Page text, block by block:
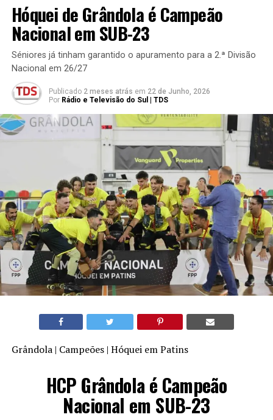
Hóquei de Grândola é Campeão
Nacional em SUB-23
Séniores já tinham garantido o apuramento para a 2.ª Divisão
Nacional em 26/27
Publicado 2 meses atrás em 22 de Junho, 2026
Por Rádio e Televisão do Sul | TDS
Grândola | Campeões | Hóquei em Patins
HCP Grândola é Campeão
Nacional em SUB-23